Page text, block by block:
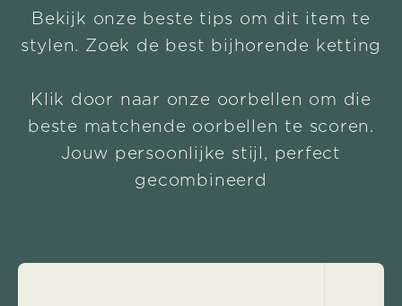
Bekijk onze beste tips om dit item te
stylen. Zoek de best bijhorende ketting
Klik door naar onze oorbellen om die
beste matchende oorbellen te scoren.
Jouw persoonlijke stijl, perfect
gecombineerd